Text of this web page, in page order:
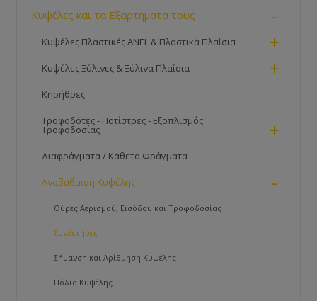
Κυψέλες και τα Εξαρτήματα τους -
Κυψέλες Πλαστικές ANEL & Πλαστικά Πλαίσια +
Κυψέλες Ξύλινες & Ξύλινα Πλαίσια +
Κηρήθρες
Τροφοδότες - Ποτίστρες - Εξοπλισμός
Τροφοδοσίας +
Διαφράγματα / Κάθετα Φράγματα
Αναβάθμιση Κυψέλης -
Θύρες Αερισμού, Εισόδου και Τροφοδοσίας
Συνδετήρες
Σήμανση και Αρίθμηση Κυψέλης
Πόδια Κυψέλης